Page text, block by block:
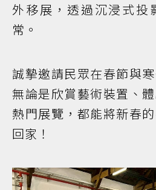
外移展，透過沉浸式投
常。
誠摯邀請民眾在春節與
無論是欣賞藝術裝置、
熱門展覽，都能將新春
回家！